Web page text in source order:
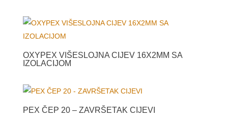
OXYPEX VIŠESLOJNA CIJEV 16X2MM SA
IZOLACIJOM
PEX ČEP 20 – ZAVRŠETAK CIJEVI